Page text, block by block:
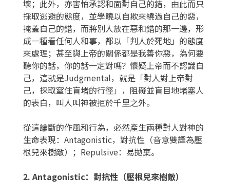
壞；此外，亦害怕承認和面對自己的錯，由此而只
採取逃避的態度，並學曉以自欺來繞過自己的惡，
掩蓋自己的錯，而將別人放在惡和錯的那一邊，形
成一種看任何人和事，都以「判人於死地」的態度
來處理；甚至與上帝的關係都是我善你惡，為何要
聽你的話，你的話一定對嗎？懷疑上帝而不認識自
己，這就是Judgmental，就是「對人對上帝對
己，採取窒住盲堵的行徑」，阻礙並盲目地堵塞人
的表白，叫人叫神被拒於千里之外。
從這論斷的作風和行為，必然產生兩種對人對神的
生命表現：Antagonistic，對抗性（音意雙譯為壓
根兒來樹敵）；Repulsive：易拋棄。
2. Antagonistic：對抗性（壓根兒來樹敵）